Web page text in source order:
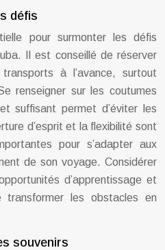
défis
pour surmonter les défis
Il est conseillé de réserver
à l’avance, surtout
renseigner sur les coutumes
suffisant permet d’éviter les
d’esprit et la flexibilité sont
pour s’adapter aux
de son voyage. Considérer
d’apprentissage et
les obstacles en
souvenirs